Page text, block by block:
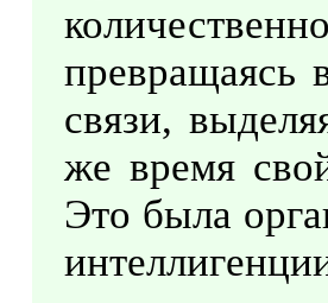
превращаясь
связи,
же время
Это была